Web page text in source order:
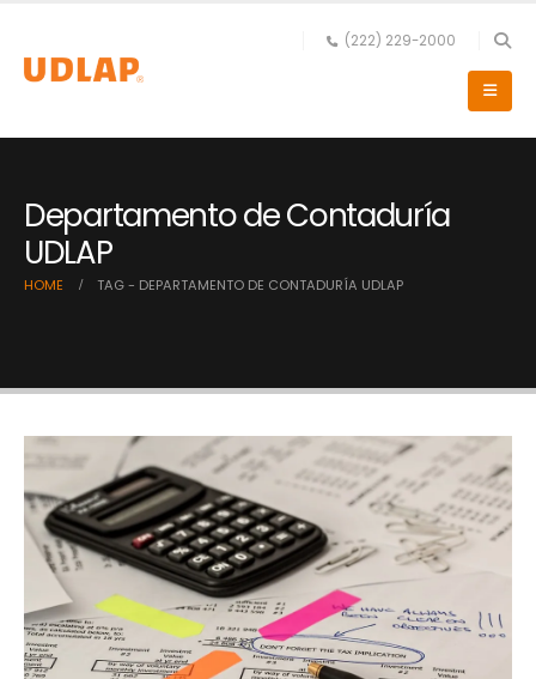
(222) 229-2000
Departamento de Contaduría
UDLAP
HOME TAG - DEPARTAMENTO DE CONTADURÍA UDLAP